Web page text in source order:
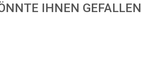
IHNEN GEFALLEN